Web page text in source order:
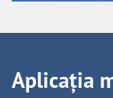
Aplicația